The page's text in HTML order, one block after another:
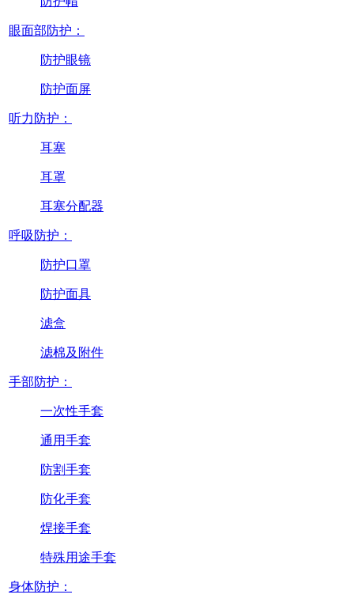
眼面部防护：
防护眼镜
防护面屏
听力防护：
耳塞
耳罩
耳塞分配器
呼吸防护：
防护口罩
防护面具
滤盒
滤棉及附件
手部防护：
一次性手套
通用手套
防割手套
防化手套
焊接手套
特殊用途手套
身体防护：